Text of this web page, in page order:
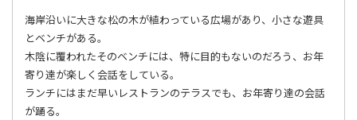
海岸沿いに大きな松の木が植わっている広場があり、小さな遊具
とベンチがある。
木陰に覆われたそのベンチには、特に目的もないのだろう、お年
寄り達が楽しく会話をしている。
ランチにはまだ早いレストランのテラスでも、お年寄り達の会話
が踊る。